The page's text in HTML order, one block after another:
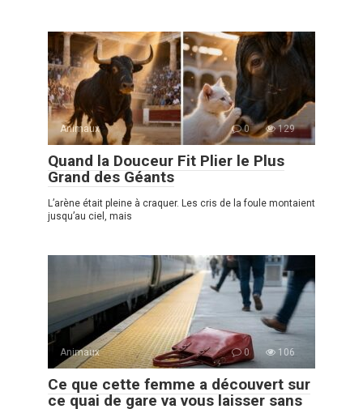
Animaux 0 129
Quand la Douceur Fit Plier le Plus
Grand des Géants
L’arène était pleine à craquer. Les cris de la foule montaient
jusqu’au ciel, mais
Animaux 0 106
Ce que cette femme a découvert sur
ce quai de gare va vous laisser sans